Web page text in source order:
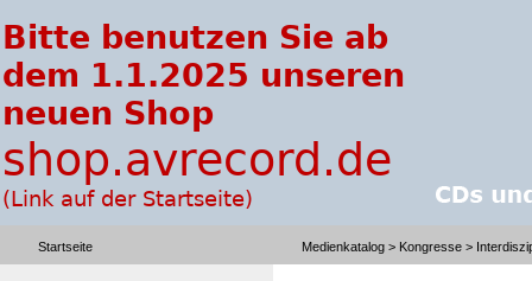
Startseite Medienkatalog > Kongresse >